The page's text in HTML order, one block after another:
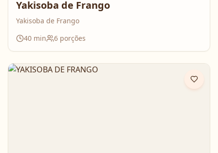
Yakisoba de Frango
Yakisoba de Frango
40 min 6 porções